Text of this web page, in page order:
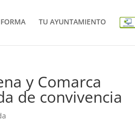
TU AYUNTAMIENTO
y Comarca
de convivencia